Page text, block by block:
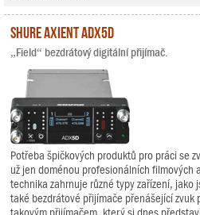
Shure Axient ADX5D
„Field“ bezdrátový digitální přijímač.
Potřeba špičkových produktů pro práci se
už jen doménou profesionálních filmových
technika zahrnuje různé typy zařízení,
také bezdrátové přijímače přenášející zvuk
takovým přijímačem, který si dnes